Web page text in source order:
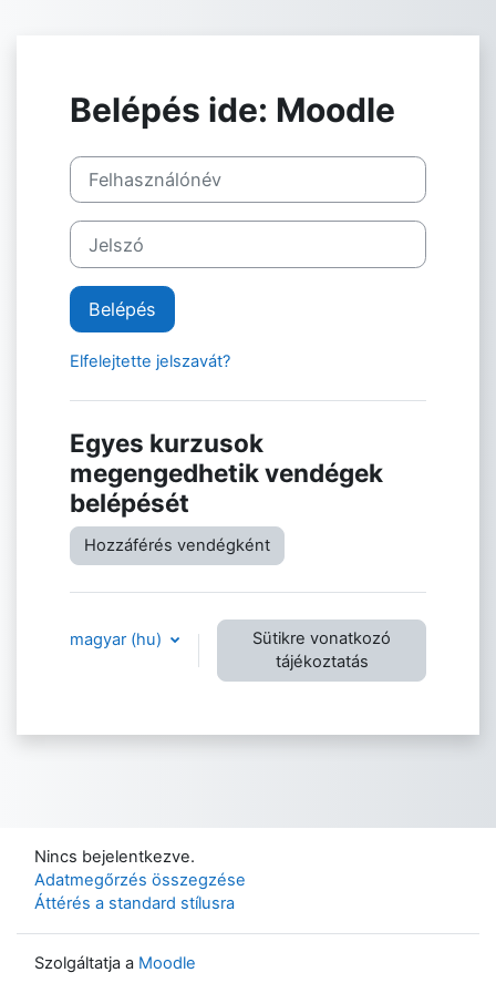
Belépés ide: Moodle
Felhasználónév
Jelszó
Belépés
Elfelejtette jelszavát?
Egyes kurzusok
megengedhetik vendégek
belépését
Hozzáférés vendégként
magyar ‎(hu)‎
Sütikre vonatkozó
tájékoztatás
Nincs bejelentkezve.
Adatmegőrzés összegzése
Áttérés a standard stílusra
Szolgáltatja a Moodle